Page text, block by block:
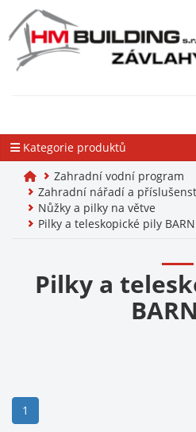
Kategorie produktů
Zahradní vodní program
Zahradní nářadí a
Nůžky a pilky na větve
Pilky a teleskopické pily
Pilky a
1